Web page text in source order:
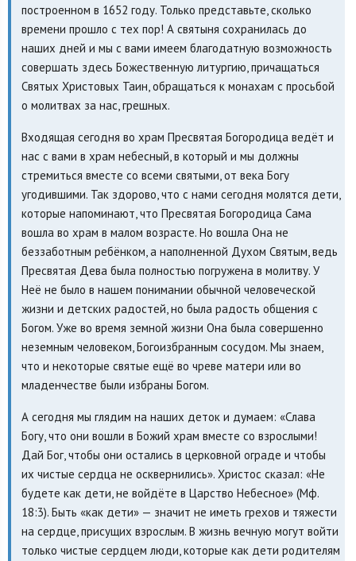
построенном в 1652 году. Только представьте, сколько
времени прошло с тех пор! А святыня сохранилась до
наших дней и мы с вами имеем благодатную возможность
совершать здесь Божественную литургию, причащаться
Святых Христовых Таин, обращаться к монахам с просьбой
о молитвах за нас, грешных.
Входящая сегодня во храм Пресвятая Богородица ведёт и
нас с вами в храм небесный, в который и мы должны
стремиться вместе со всеми святыми, от века Богу
угодившими. Так здорово, что с нами сегодня молятся дети,
которые напоминают, что Пресвятая Богородица Сама
вошла во храм в малом возрасте. Но вошла Она не
беззаботным ребёнком, а наполненной Духом Святым, ведь
Пресвятая Дева была полностью погружена в молитву. У
Неё не было в нашем понимании обычной человеческой
жизни и детских радостей, но была радость общения с
Богом. Уже во время земной жизни Она была совершенно
неземным человеком, Богоизбранным сосудом. Мы знаем,
что и некоторые святые ещё во чреве матери или во
младенчестве были избраны Богом.
А сегодня мы глядим на наших деток и думаем: «Слава
Богу, что они вошли в Божий храм вместе со взрослыми!
Дай Бог, чтобы они остались в церковной ограде и чтобы
их чистые сердца не осквернились». Христос сказал: «Не
будете как дети, не войдёте в Царство Небесное» (Мф.
18:3). Быть «как дети» — значит не иметь грехов и тяжести
на сердце, присущих взрослым. В жизнь вечную могут войти
только чистые сердцем люди, которые как дети родителям